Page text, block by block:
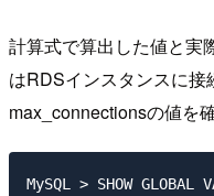
計算式で算出した値と実
はRDSインスタンスに
max_connectionsの値を
MySQL > SHOW